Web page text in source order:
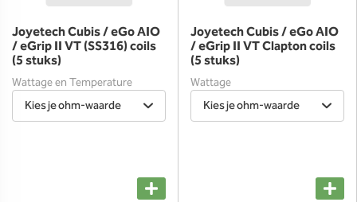
Joyetech Cubis / eGo AIO
/ eGrip II VT (SS316) coils
(5 stuks)
Wattage en Temperature
Control
Kies je ohm-waarde
Joyetech Cubis / eGo AIO
/ eGrip II VT Clapton coils
(5 stuks)
Wattage
Kies je ohm-waarde